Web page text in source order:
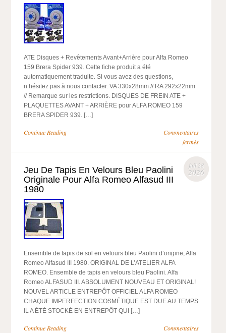
ATE Disques + Revêtements Avant+Arrière pour Alfa Romeo
159 Brera Spider 939. Cette fiche produit a été
automatiquement traduite. Si vous avez des questions,
n’hésitez pas à nous contacter. VA 330x28mm // RA 292x22mm
// Remarque sur les restrictions. DISQUES DE FREIN ATE +
PLAQUETTES AVANT + ARRIÈRE pour ALFA ROMEO 159
BRERA SPIDER 939. […]
Continue Reading
Commentaires
fermés
juil 28
2026
Jeu De Tapis En Velours Bleu Paolini
Originale Pour Alfa Romeo Alfasud III
1980
Ensemble de tapis de sol en velours bleu Paolini d’origine, Alfa
Romeo Alfasud III 1980. ORIGINAL DE L’ATELIER ALFA
ROMEO. Ensemble de tapis en velours bleu Paolini. Alfa
Romeo ALFASUD III. ABSOLUMENT NOUVEAU ET ORIGINAL!
NOUVEL ARTICLE ENTREPÔT OFFICIEL ALFA ROMEO
CHAQUE IMPERFECTION COSMÉTIQUE EST DUE AU TEMPS
IL A ÉTÉ STOCKÉ EN ENTREPÔT QUI […]
Continue Reading
Commentaires